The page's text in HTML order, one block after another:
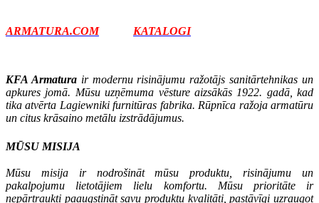
ARMATURA.COM KATALOGI
KFA Armaturair modernu risinājumu ražotājs sanitārtehnikas un
apkures jomā. Mūsu uzņēmuma vēsture aizsākās 1922. gadā, kad
tika atvērta Lagiewniki furnitūras fabrika. Rūpnīca ražoja armatūru
un citus krāsaino metālu izstrādājumus.
MŪSU MISIJA
Mūsu misija ir nodrošināt mūsu produktu, risinājumu un
pakalpojumu lietotājiem lielu komfortu. Mūsu prioritāte ir
nepārtraukti paaugstināt savu produktu kvalitāti, pastāvīgi uzraugot